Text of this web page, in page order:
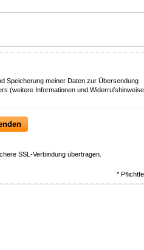
Speicherung meiner Daten zur Übersendung
(weitere Informationen und Widerrufshinweise
SSL-Verbindung übertragen.
*